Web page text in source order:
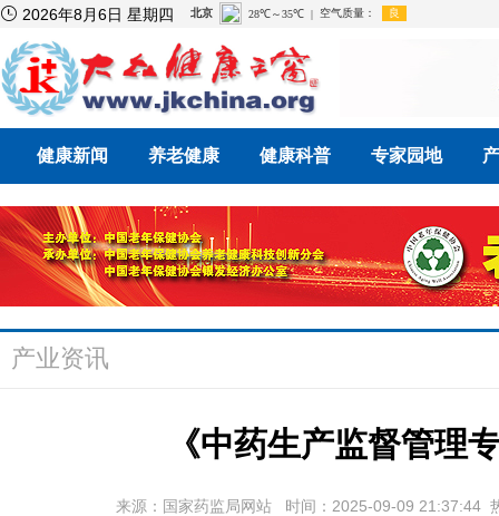
 2026年8月6日 星期四
健康新闻 养老健康 健康科普 专家园地
产业资讯
《中药生产监督管理
来源：国家药监局网站 时间：2025-09-09 21:37:44